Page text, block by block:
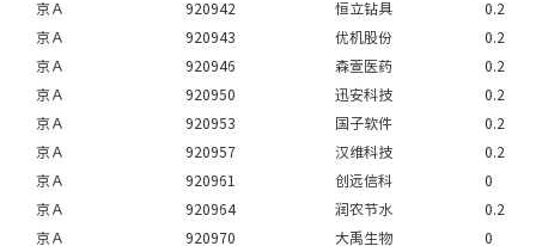
京Ａ
920942 恒立钻具
0.2
京Ａ
920943 优机股份
0.2
京Ａ
920946 森萱医药
0.2
京Ａ
920950 迅安科技
0.2
京Ａ
920953 国子软件
0.2
京Ａ
920957 汉维科技
0.2
京Ａ
920961 创远信科
0
京Ａ
920964 润农节水
0.2
京Ａ
920970 大禹生物
0